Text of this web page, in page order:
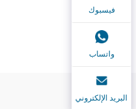
فيسبوك
واتساب
البريد الإلكتروني